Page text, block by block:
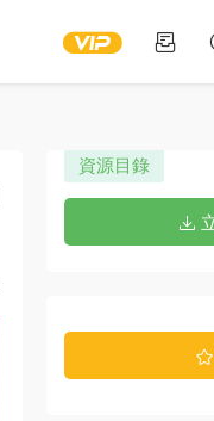
資源目錄